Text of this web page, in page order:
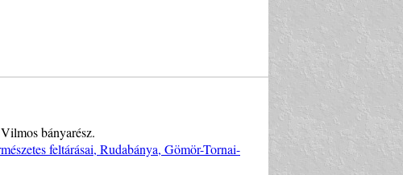
bányarész.
feltárásai, Rudabánya, Gömör-Tornai-